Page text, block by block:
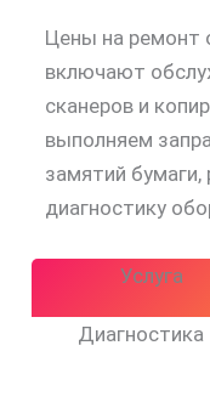
Цены на ремонт
включают
сканеров и
выполняем
замятий
диагностику
Услуга
Диагностика